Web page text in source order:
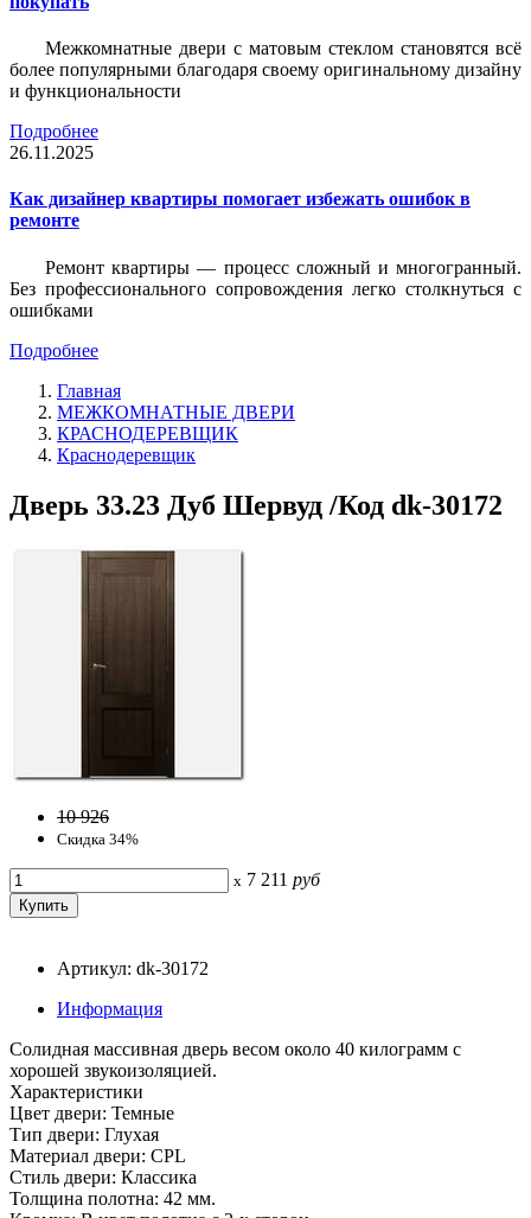
Межкомнатные двери с матовым стеклом становятся всё
более популярными благодаря своему оригинальному дизайну
и функциональности
Подробнее
26.11.2025
Как дизайнер квартиры помогает избежать ошибок в
ремонте
Ремонт квартиры — процесс сложный и многогранный.
Без профессионального сопровождения легко столкнуться с
ошибками
Подробнее
Главная
МЕЖКОМНАТНЫЕ ДВЕРИ
КРАСНОДЕРЕВЩИК
Краснодеревщик
Дверь 33.23 Дуб Шервуд /Код dk-30172
10 926
Скидка 34%
x 7 211 руб
Артикул: dk-30172
Информация
Солидная массивная дверь весом около 40 килограмм с
хорошей звукоизоляцией.
Характеристики
Цвет двери: Темные
Тип двери: Глухая
Материал двери: CPL
Стиль двери: Классика
Толщина полотна: 42 мм.